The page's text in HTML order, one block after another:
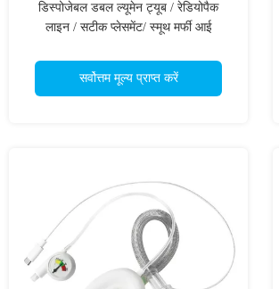
डिस्पोजेबल डबल ल्यूमेन ट्यूब / रेडियोपैक
लाइन / सटीक प्लेसमेंट/ स्मूथ मर्फी आई
सर्वोत्तम मूल्य प्राप्त करें